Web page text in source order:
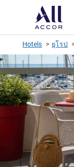
Hotels ยุโรป